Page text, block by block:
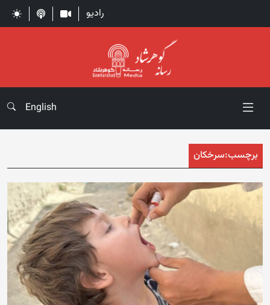
رادیو
English
برچسب:سرخکان